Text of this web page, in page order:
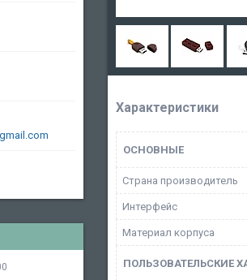
Характеристики
ОСНОВНЫЕ
Страна производитель
Интерфейс
Материал корпуса
ПОЛЬЗОВАТЕЛЬСКИЕ